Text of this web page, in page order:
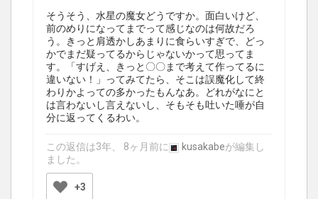
そうそう、水星の魔女どうですか。面白いけど、
前のめりになってまでって感じなのは何故だろ
う。きっと肩透かしあまりに食らいすぎで、どっ
かでまだ疑ってるからじゃないかって思ってま
す。「すげえ、きっと〇〇まで考えて作ってるに
違いない！」ってみてたら、そこは誤魔化して終
わりかよっての多かったもんなあ。どれがなにと
は言わないし言えないし、そもそも吐いた唾が自
分に返ってくるわい。
この返信は3年、 8ヶ月前に kusakabeが編集し
ました。
+3